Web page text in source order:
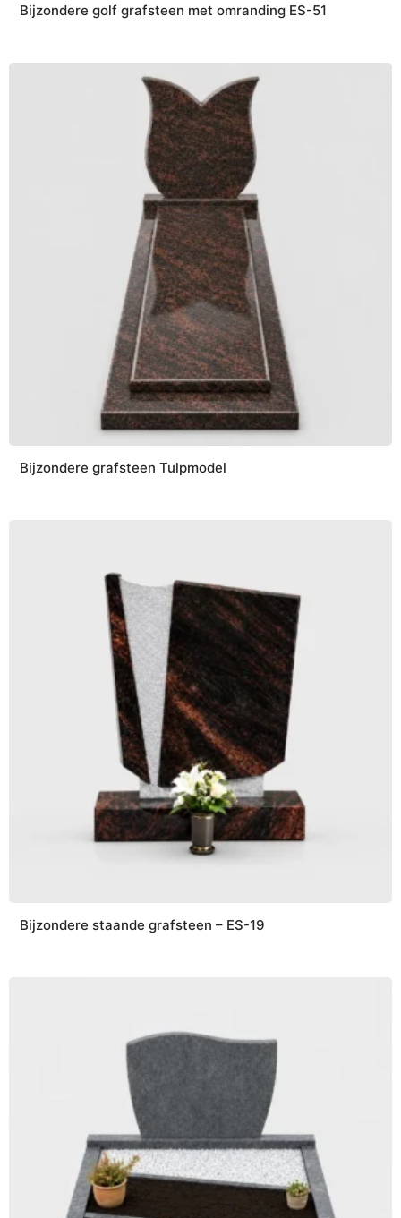
Bijzondere golf grafsteen met omranding ES-51
Bijzondere grafsteen Tulpmodel
Bijzondere staande grafsteen – ES-19